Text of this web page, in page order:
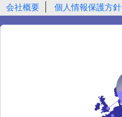
会社概要 個人情報保護方針